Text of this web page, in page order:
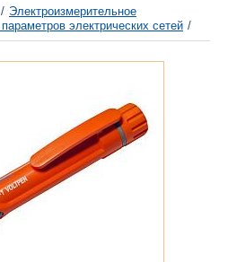
/ Электроизмерительное
электрических сетей /